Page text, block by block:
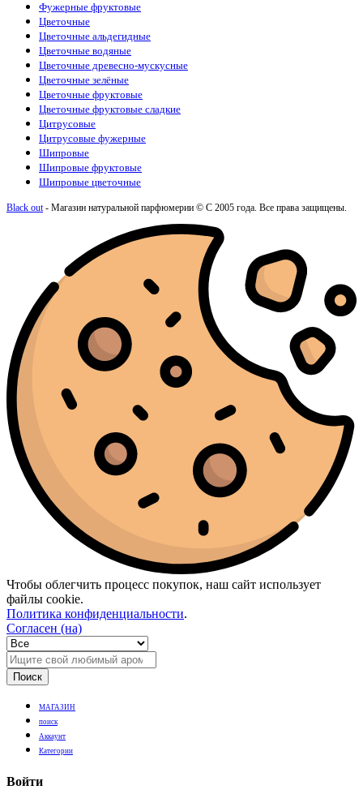
Фужерные фруктовые
Цветочные
Цветочные альдегидные
Цветочные водяные
Цветочные древесно-мускусные
Цветочные зелёные
Цветочные фруктовые
Цветочные фруктовые сладкие
Цитрусовые
Цитрусовые фужерные
Шипровые
Шипровые фруктовые
Шипровые цветочные
Black out- Магазин натуральной парфюмерии © С 2005 года. Все права защищены.
Чтобы облегчить процесс покупок, наш сайт использует
файлы cookie.
Политика конфиденциальности.
Согласен (на)
Поиск
МАГАЗИН
поиск
Аккаунт
Категории
Войти